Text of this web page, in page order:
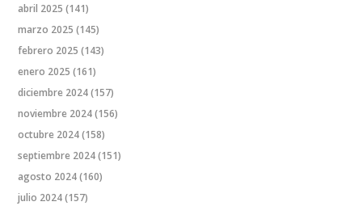
abril 2025 (141)
marzo 2025 (145)
febrero 2025 (143)
enero 2025 (161)
diciembre 2024(157)
noviembre 2024(156)
octubre 2024(158)
septiembre 2024(151)
agosto 2024(160)
julio 2024(157)